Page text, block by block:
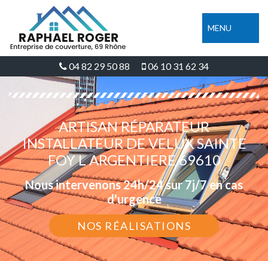
MENU
04 82 29 50 88 06 10 31 62 34
ARTISAN RÉPARATEUR
INSTALLATEUR DE VELUX SAINTE
FOY L ARGENTIERE 69610
Nous intervenons 24h/24 sur 7j/7 en cas
d'urgence
NOS RÉALISATIONS